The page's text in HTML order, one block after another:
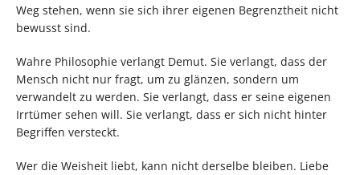
Weg stehen, wenn sie sich ihrer eigenen Begrenztheit nicht
bewusst sind.
Wahre Philosophie verlangt Demut. Sie verlangt, dass der
Mensch nicht nur fragt, um zu glänzen, sondern um
verwandelt zu werden. Sie verlangt, dass er seine eigenen
Irrtümer sehen will. Sie verlangt, dass er sich nicht hinter
Begriffen versteckt.
Wer die Weisheit liebt, kann nicht derselbe bleiben. Liebe